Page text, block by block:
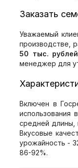
Заказать
Уважаемый
производстве,
50 тыс. рублей
менеджер для
Включен в
использования
средней длины,
Вкусовые
урожайность -
86-92%.